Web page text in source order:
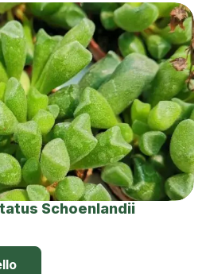
Schoenlandii